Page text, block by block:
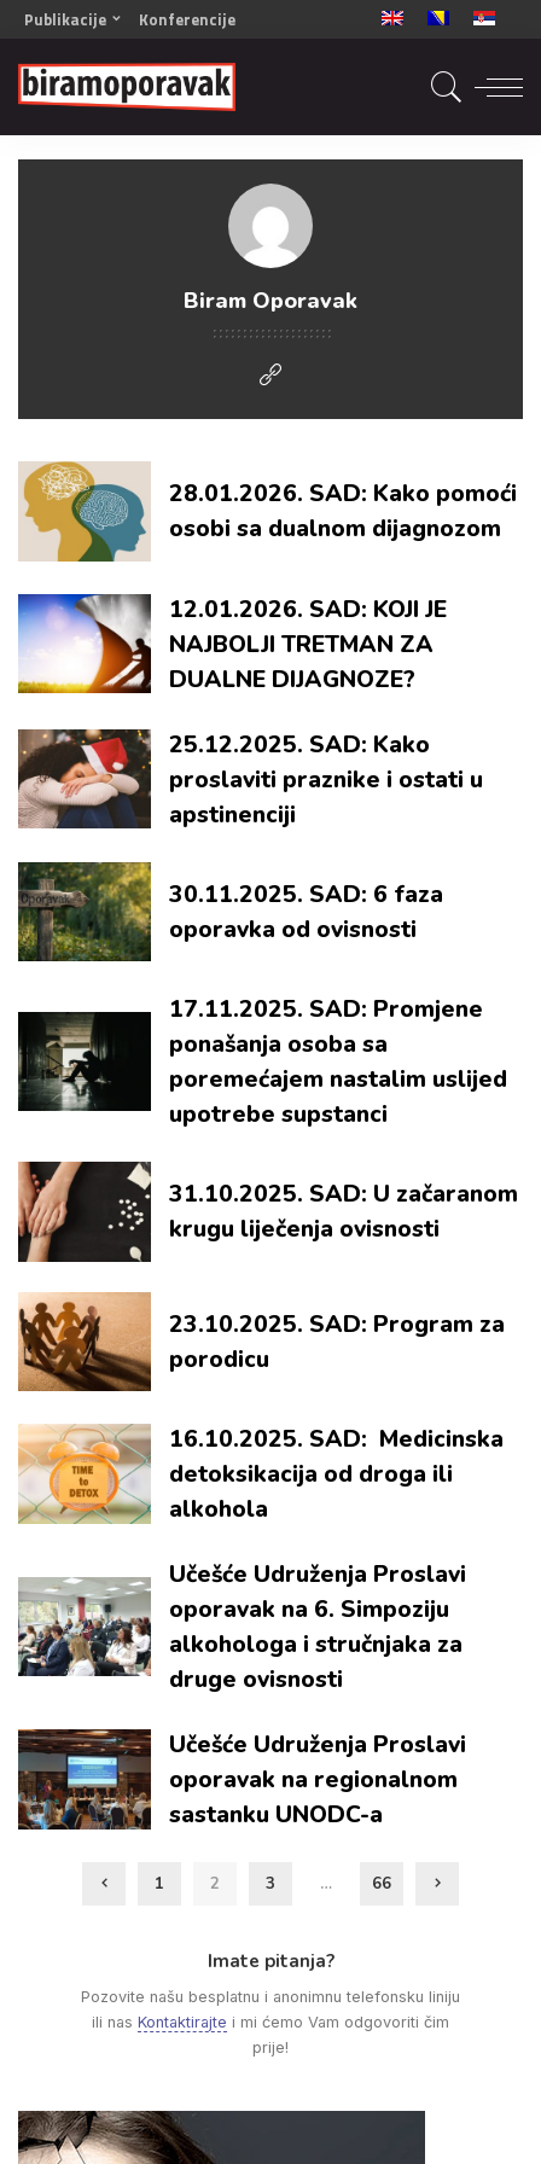
Publikacije
OPORAVAK- Naš zajednički cilj BiH/CG
OPORAVAK- Naš zajednički cilj SRB
RECOVERY- Our common goal ENG
Konferencije
Biram Oporavak
28.01.2026. SAD: Kako pomoći
osobi sa dualnom dijagnozom
12.01.2026. SAD: KOJI JE
NAJBOLJI TRETMAN ZA
DUALNE DIJAGNOZE?
25.12.2025. SAD: Kako
proslaviti praznike i ostati u
apstinenciji
30.11.2025. SAD: 6 faza
oporavka od ovisnosti
17.11.2025. SAD: Promjene
ponašanja osoba sa
poremećajem nastalim uslijed
upotrebe supstanci
31.10.2025. SAD: U začaranom
krugu liječenja ovisnosti
23.10.2025. SAD: Program za
porodicu
16.10.2025. SAD: Medicinska
detoksikacija od droga ili
alkohola
Učešće Udruženja Proslavi
oporavak na 6. Simpoziju
alkohologa i stručnjaka za
druge ovisnosti
Učešće Udruženja Proslavi
oporavak na regionalnom
sastanku UNODC-a
1 2 3 … 66
Imate pitanja?
Pozovite našu besplatnu i anonimnu telefonsku liniju
ili nas Kontaktirajte i mi ćemo Vam odgovoriti čim
prije!